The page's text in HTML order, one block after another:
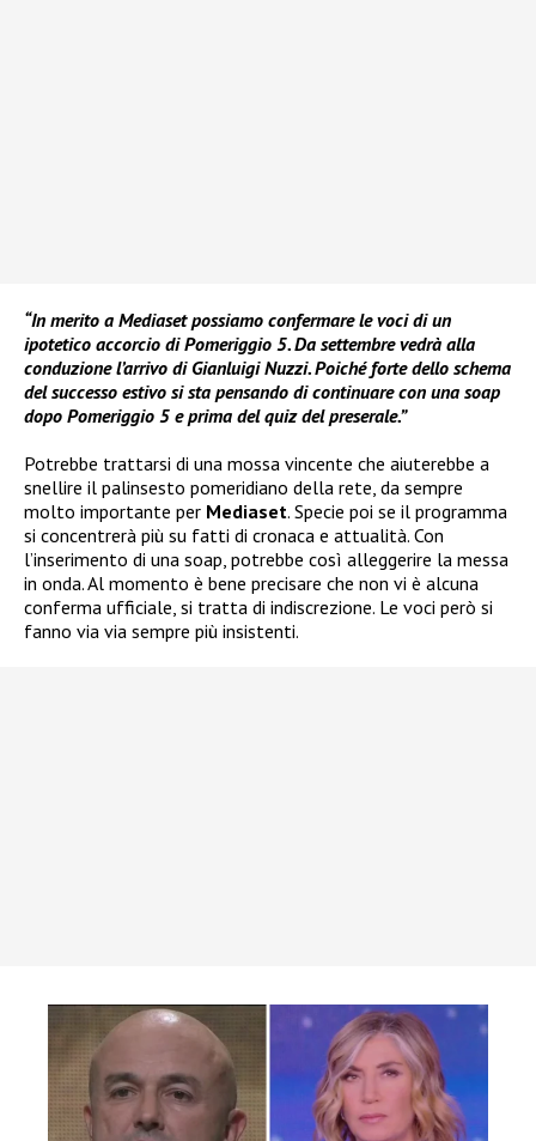
“In merito a Mediaset possiamo confermare le voci di un
ipotetico accorcio di Pomeriggio 5. Da settembre vedrà alla
conduzione l’arrivo di Gianluigi Nuzzi. Poiché forte dello schema
del successo estivo si sta pensando di continuare con una soap
dopo Pomeriggio 5 e prima del quiz del preserale.”
Potrebbe trattarsi di una mossa vincente che aiuterebbe a
snellire il palinsesto pomeridiano della rete, da sempre
molto importante per Mediaset. Specie poi se il programma
si concentrerà più su fatti di cronaca e attualità. Con
l’inserimento di una soap, potrebbe così alleggerire la messa
in onda. Al momento è bene precisare che non vi è alcuna
conferma ufficiale, si tratta di indiscrezione. Le voci però si
fanno via via sempre più insistenti.